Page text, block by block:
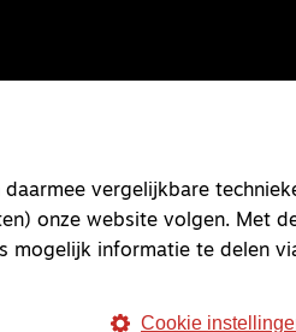
vergelijkbare
onze website volgen. Met
mogelijk informatie te delen
Cookie